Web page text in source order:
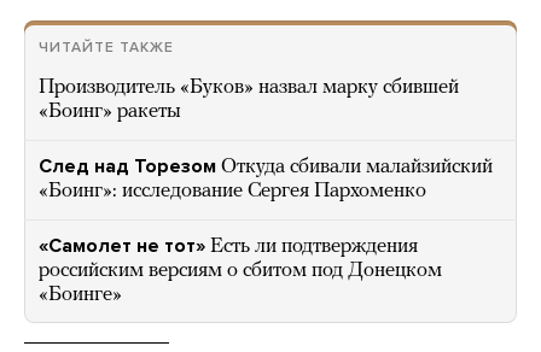
ЧИТАЙТЕ ТАКЖЕ
Производитель «Буков» назвал марку сбившей
«Боинг» ракеты
След над Торезом Откуда сбивали малайзийский
«Боинг»: исследование Сергея Пархоменко
«Самолет не тот» Есть ли подтверждения
российским версиям о сбитом под Донецком
«Боинге»